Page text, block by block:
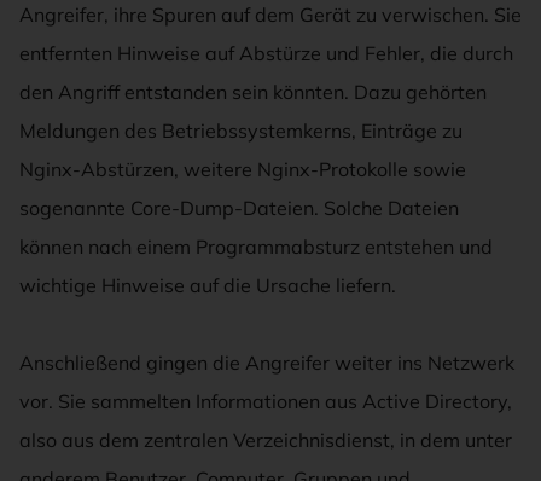
Angreifer, ihre Spuren auf dem Gerät zu verwischen. Sie
entfernten Hinweise auf Abstürze und Fehler, die durch
den Angriff entstanden sein könnten. Dazu gehörten
Meldungen des Betriebssystemkerns, Einträge zu
Nginx-Abstürzen, weitere Nginx-Protokolle sowie
sogenannte Core-Dump-Dateien. Solche Dateien
können nach einem Programmabsturz entstehen und
wichtige Hinweise auf die Ursache liefern.
Anschließend gingen die Angreifer weiter ins Netzwerk
vor. Sie sammelten Informationen aus Active Directory,
also aus dem zentralen Verzeichnisdienst, in dem unter